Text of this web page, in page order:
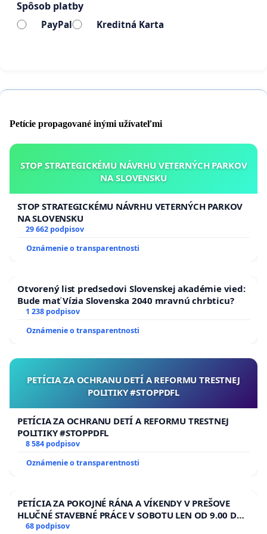
presmerovanie mestského kamerového
systému na tieto kritické body.
​Za petičný výbor:
[Matúš Volf], [Poštová ulica 10, 97251, Handlová]
Spôsob platby
PayPal Kreditná Karta
Petície propagované inými užívateľmi
STOP STRATEGICKÉMU NÁVRHU VETERNÝCH PARKOV
NA SLOVENSKU
STOP STRATEGICKÉMU NÁVRHU VETERNÝCH PARKOV
NA SLOVENSKU
29 662 podpisov
Oznámenie o transparentnosti
Otvorený list predsedovi Slovenskej akadémie vied:
Bude mať Vízia Slovenska 2040 mravnú chrbticu?
1 238 podpisov
Oznámenie o transparentnosti
PETÍCIA ZA OCHRANU DETÍ A REFORMU TRESTNEJ
POLITIKY #STOPPDFL
PETÍCIA ZA OCHRANU DETÍ A REFORMU TRESTNEJ
POLITIKY #STOPPDFL
8 584 podpisov
Oznámenie o transparentnosti
PETÍCIA ZA POKOJNÉ RÁNA A VÍKENDY V PREŠOVE
HLUČNÉ STAVEBNÉ PRÁCE V SOBOTU LEN OD 9.00 DO
13.00 HOD., CEZ PRACOVNÝ TÝŽDEŇ CIEĽ 8.00 – 18.00
68 podpisov